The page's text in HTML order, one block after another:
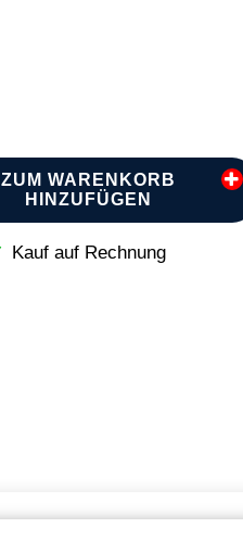
ZUM WARENKORB
HINZUFÜGEN
Kauf auf Rechnung